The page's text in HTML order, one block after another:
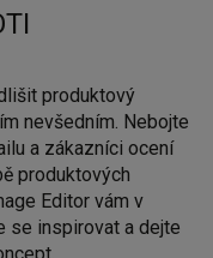
produktový
nevšedním. Nebojte
a zákazníci ocení
produktových
Editor vám v
se inspirovat a dejte